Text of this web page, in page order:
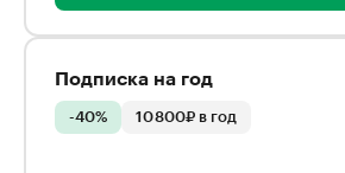
Подписка на год
-40% 10 800₽ в год